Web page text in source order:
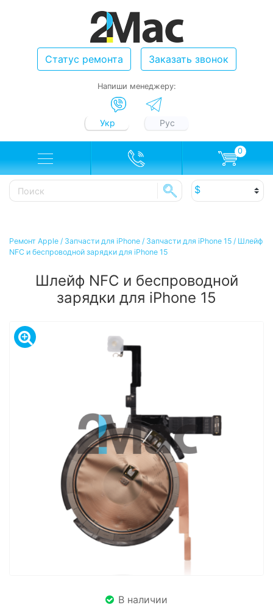
Статус ремонта Заказать звонок
Напиши менеджеру:
Укр Рус
0
Ремонт Apple / Запчасти для iPhone / Запчасти для iPhone 15 / Шлейф
NFC и беспроводной зарядки для iPhone 15
Шлейф NFC и беспроводной
зарядки для iPhone 15
В наличии